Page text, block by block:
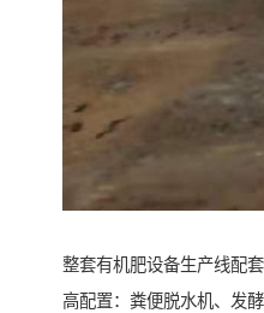
整套有机肥设备生产线配
高配置：粪便脱水机、发